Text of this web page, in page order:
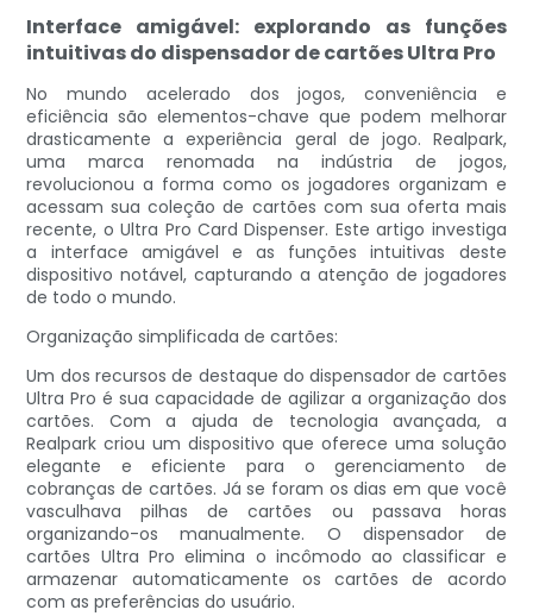
Interface amigável: explorando as funções
intuitivas do dispensador de cartões Ultra Pro
No mundo acelerado dos jogos, conveniência e
eficiência são elementos-chave que podem melhorar
drasticamente a experiência geral de jogo. Realpark,
uma marca renomada na indústria de jogos,
revolucionou a forma como os jogadores organizam e
acessam sua coleção de cartões com sua oferta mais
recente, o Ultra Pro Card Dispenser. Este artigo investiga
a interface amigável e as funções intuitivas deste
dispositivo notável, capturando a atenção de jogadores
de todo o mundo.
Organização simplificada de cartões:
Um dos recursos de destaque do dispensador de cartões
Ultra Pro é sua capacidade de agilizar a organização dos
cartões. Com a ajuda de tecnologia avançada, a
Realpark criou um dispositivo que oferece uma solução
elegante e eficiente para o gerenciamento de
cobranças de cartões. Já se foram os dias em que você
vasculhava pilhas de cartões ou passava horas
organizando-os manualmente. O dispensador de
cartões Ultra Pro elimina o incômodo ao classificar e
armazenar automaticamente os cartões de acordo
com as preferências do usuário.